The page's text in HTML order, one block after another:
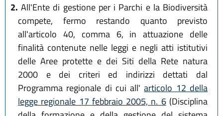
2. All'Ente di gestione per i Parchi e la Biodiversità
compete, fermo restando quanto previsto
all'articolo 40, comma 6, in attuazione delle
finalità contenute nelle leggi e negli atti istitutivi
delle Aree protette e dei Siti della Rete natura
2000 e dei criteri ed indirizzi dettati dal
Programma regionale di cui all'articolo 12 della
legge regionale 17 febbraio 2005, n. 6(Disciplina